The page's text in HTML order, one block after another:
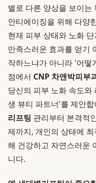
별로 다른 양상을 보이는
안티에이징을 위해 다양
현재 피부 상태와 노화
만족스러운 효과를 얻기
작하느냐가 아니라 '어떻
점에서 CNP 차앤박피부
당신의 피부 노화 속도와
생 뷰티 파트너'를 제안
리프팅 관리부터 본격적
제까지, 개인의 상태에 최
해 건강하고 자연스러운
니다.